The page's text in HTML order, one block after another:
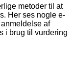
metoder til at
Her ses nogle e-
af
i brug til vurdering